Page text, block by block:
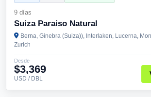
9 días
Suiza Paraiso Natural
Berna, Ginebra (Suiza)), Interlaken, Lucerna,
Zurich
Desde
$3,369
USD / DBL